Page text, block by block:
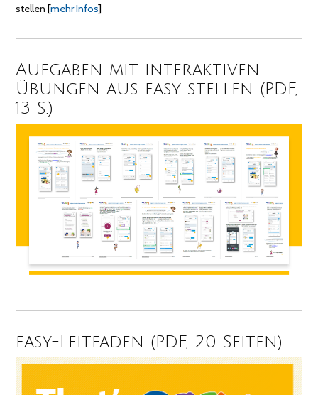
stellen [mehr Infos]
Aufgaben mit interaktiven
Übungen aus easy stellen (PDF,
13 S.)
easy-Leitfaden (PDF, 20 Seiten)